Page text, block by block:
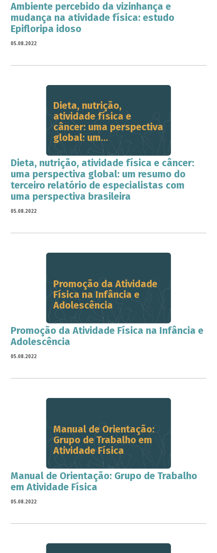
Ambiente percebido da vizinhança e
mudança na atividade física: estudo
Epifloripa idoso
05.08.2022
Dieta, nutrição,
atividade física e
câncer: uma perspectiva
global: um...
Dieta, nutrição, atividade física e câncer:
uma perspectiva global: um resumo do
terceiro relatório de especialistas com
uma perspectiva brasileira
05.08.2022
Promoção da Atividade
Física na Infância e
Adolescência
Promoção da Atividade Física na Infância e
Adolescência
05.08.2022
Manual de Orientação:
Grupo de Trabalho em
Atividade Física
Manual de Orientação: Grupo de Trabalho
em Atividade Física
05.08.2022